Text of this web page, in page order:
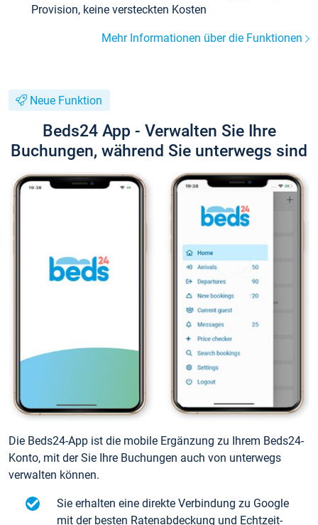
Provision, keine versteckten Kosten
Mehr Informationen über die Funktionen
Neue Funktion
Beds24 App - Verwalten Sie Ihre
Buchungen, während Sie unterwegs sind
Die Beds24-App ist die mobile Ergänzung zu Ihrem Beds24-
Konto, mit der Sie Ihre Buchungen auch von unterwegs
verwalten können.
Sie erhalten eine direkte Verbindung zu Google
mit der besten Ratenabdeckung und Echtzeit-